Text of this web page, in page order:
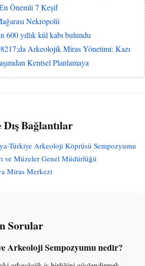
Önemli 7 Keşif
Nekropolü
600 yıllık kül kabı bulundu
Arkeolojik Miras Yönetimi: Kazı
Kentsel Planlamaya
Bağlantılar
Türkiye Arkeoloji Köprüsü Sempozyumu
ve Müzeler Genel Müdürlüğü
Miras Merkezi
Sorular
Arkeoloji Sempozyumu nedir?